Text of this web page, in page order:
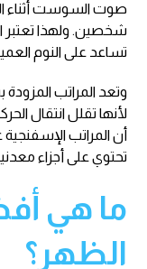
صوت السوست أثناء
شخصين. ولهذا تعتبر
تساعد على النوم
وتعد المراتب
لأنها تقلل انتقال
أن المراتب الإسفنجية
تحتوي على أجزاء
ما هي
الظهر؟